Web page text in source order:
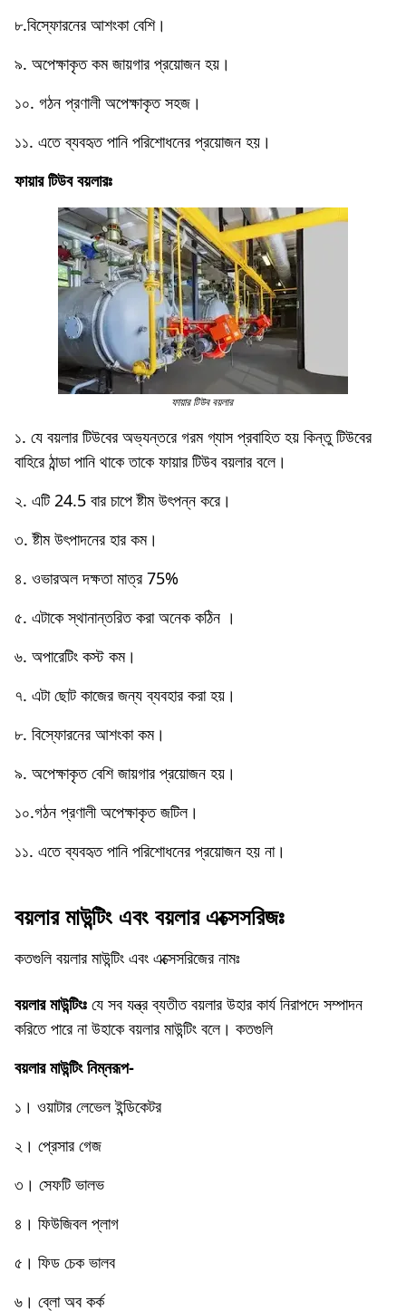
৮.বিস্ফোরনের আশংকা বেশি।
৯. অপেক্ষাকৃত কম জায়গার প্রয়ােজন হয়।
১০. গঠন প্রণালী অপেক্ষাকৃত সহজ।
১১. এতে ব্যবহৃত পানি পরিশোধনের প্রয়োজন হয়।
ফায়ার টিউব বয়লারঃ
ফায়ার টিউব বয়লার
১. যে বয়লার টিউবের অভ্যন্তরে গরম গ্যাস প্রবাহিত হয় কিন্তু টিউবের
বাহিরে ঠান্ডা পানি থাকে তাকে ফায়ার টিউব বয়লার বলে।
২. এটি 24.5 বার চাপে ষ্টীম উৎপন্ন করে।
৩. ষ্টীম উৎপাদনের হার কম।
৪. ওভারঅল দক্ষতা মাত্র 75%
৫. এটাকে স্থানান্তরিত করা অনেক কঠিন ।
৬. অপারেটিং কস্ট কম।
৭. এটা ছােট কাজের জন্য ব্যবহার করা হয়।
৮. বিস্ফোরনের আশংকা কম।
৯. অপেক্ষাকৃত বেশি জায়গার প্রয়ােজন হয়।
১০.গঠন প্রণালী অপেক্ষাকৃত জটিল।
১১. এতে ব্যবহৃত পানি পরিশোধনের প্রয়োজন হয় না।
বয়লার মাউন্টিং এবং বয়লার এক্সেসরিজঃ
কতগুলি বয়লার মাউন্টিং এবং এক্সেসরিজের নামঃ
বয়লার মাউন্টিংঃ যে সব যন্ত্র ব্যতীত বয়লার উহার কার্য নিরাপদে সম্পাদন
করিতে পারে না উহাকে বয়লার মাউন্টিং বলে। কতগুলি
বয়লার মাউন্টিং নিম্নরূপ-
১। ওয়াটার লেভেল ইন্ডিকেটর
২। প্রেসার গেজ
৩। সেফটি ভালভ
৪। ফিউজিবল প্লাগ
৫। ফিড চেক ভালব
৬। ব্লো অব কর্ক